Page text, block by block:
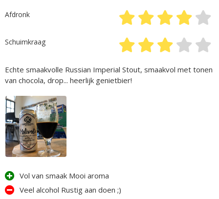
Afdronk
Schuimkraag
Echte smaakvolle Russian Imperial Stout, smaakvol met tonen
van chocola, drop... heerlijk genietbier!
Vol van smaak Mooi aroma
Veel alcohol Rustig aan doen ;)